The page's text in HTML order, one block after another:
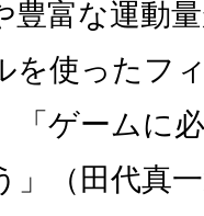
豊富な運動
を使ったフ
「ゲームに
」（田代真